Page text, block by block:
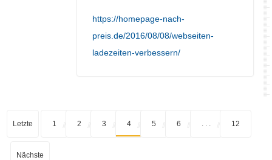
https://homepage-nach-
preis.de/2016/08/08/webseiten-
ladezeiten-verbessern/
Letzte 1 2 3 4 5 6 12
Nächste